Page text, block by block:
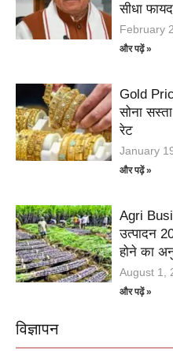
सीधा
February
और पढ़ें »
Gold
सोना
रेट
January
और पढ़ें »
Agri
उत्पादन
होने का
August 1,
और पढ़ें »
विज्ञापन